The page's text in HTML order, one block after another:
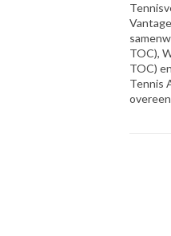
TOC),
TOC)
Tennis